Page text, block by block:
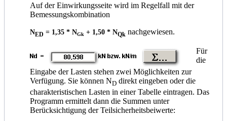
Auf der Einwirkungsseite wird im Regelfall mit der
Bemessungskombination
NED = 1,35 * NGk + 1,50 * NQk nachgewiesen.
Für
die
Eingabe der Lasten stehen zwei Möglichkeiten zur
Verfügung. Sie können ND direkt eingeben oder die
charakteristischen Lasten in einer Tabelle eintragen. Das
Programm ermittelt dann die Summen unter
Berücksichtigung der Teilsicherheitsbeiwerte: